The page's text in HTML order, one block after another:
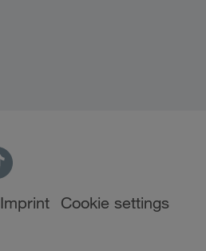
Imprint Cookie settings